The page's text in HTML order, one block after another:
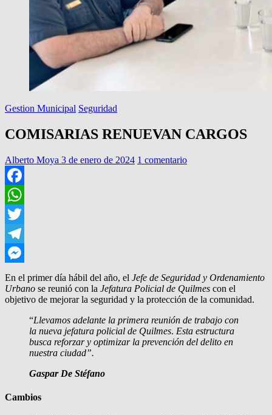
Gestion Municipal Seguridad
COMISARIAS RENUEVAN CARGOS
Alberto Moya 3 de enero de 2024 1 comentario
Facebook
WhatsApp
Twitter
Telegram
Messenger
En el primer día hábil del año, el Jefe de Seguridad y Ordenamiento
Urbano se reunió con la Jefatura Policial de Quilmes con el
objetivo de mejorar la seguridad y la protección de la comunidad.
“Llevamos adelante la primera reunión de trabajo con
la nueva jefatura policial de Quilmes. Esta estructura
busca reforzar y optimizar la prevención del delito en
nuestra ciudad”.
Gaspar De Stéfano
Cambios